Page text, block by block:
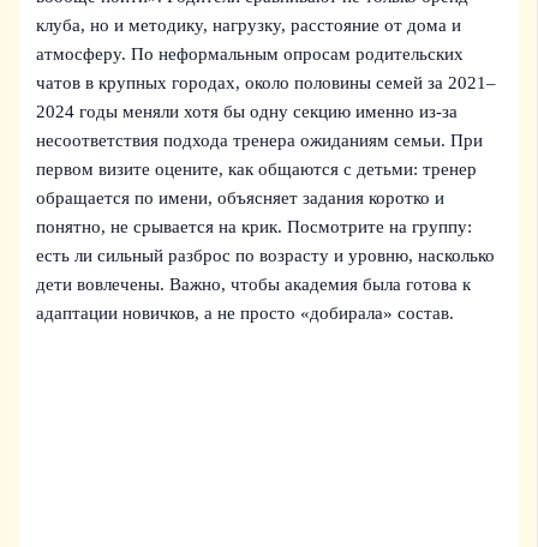
клуба, но и методику, нагрузку, расстояние от дома и
атмосферу. По неформальным опросам родительских
чатов в крупных городах, около половины семей за 2021–
2024 годы меняли хотя бы одну секцию именно из-за
несоответствия подхода тренера ожиданиям семьи. При
первом визите оцените, как общаются с детьми: тренер
обращается по имени, объясняет задания коротко и
понятно, не срывается на крик. Посмотрите на группу:
есть ли сильный разброс по возрасту и уровню, насколько
дети вовлечены. Важно, чтобы академия была готова к
адаптации новичков, а не просто «добирала» состав.